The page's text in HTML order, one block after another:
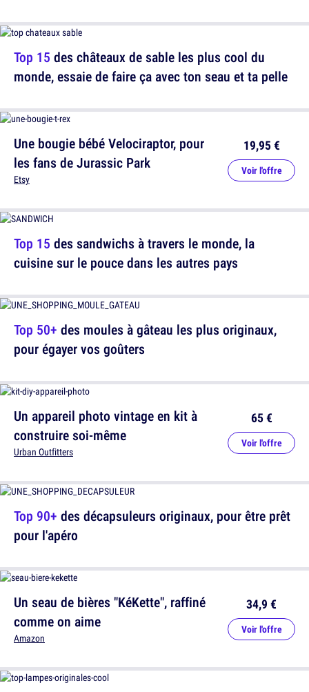
Une bougie bébé Velociraptor, pour
les fans de Jurassic Park
Etsy
19,95 €
Voir l'offre
Top 50+ des moules à gâteau les plus originaux,
pour égayer vos goûters
Top 90+ des décapsuleurs originaux, pour être prêt
pour l'apéro
Top 15 des châteaux de sable les plus cool du
monde, essaie de faire ça avec ton seau et ta pelle
Top 15 des sandwichs à travers le monde, la
cuisine sur le pouce dans les autres pays
Un appareil photo vintage en kit à
construire soi-même
Urban Outfitters
65 €
Voir l'offre
Un seau de bières "KéKette", raffiné
comme on aime
Amazon
34,9 €
Voir l'offre